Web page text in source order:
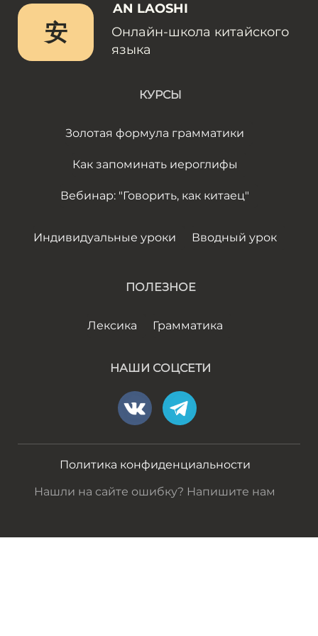
安
AN LAOSHI
Онлайн-школа китайского
языка
КУРСЫ
Золотая формула грамматики
Как запоминать иероглифы
Вебинар: "Говорить, как китаец"
Индивидуальные уроки Вводный урок
ПОЛЕЗНОЕ
Лексика Грамматика
НАШИ СОЦСЕТИ
Политика конфиденциальности
Нашли на сайте ошибку? Напишите нам